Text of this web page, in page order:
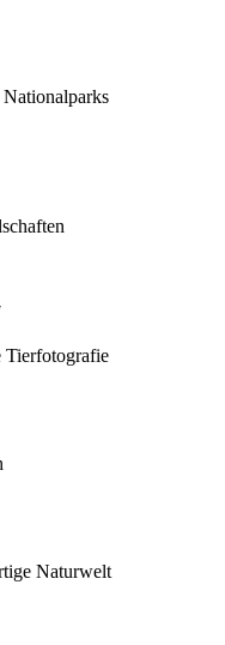
Tierfotografie
Naturwelt